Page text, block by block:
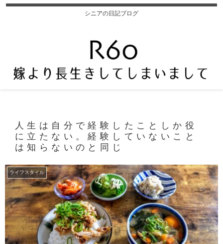
シニアの日記ブログ
人生は自分で経験したことしか役
に立たない。経験していないこと
は知らないのと同じ
ライフスタイル